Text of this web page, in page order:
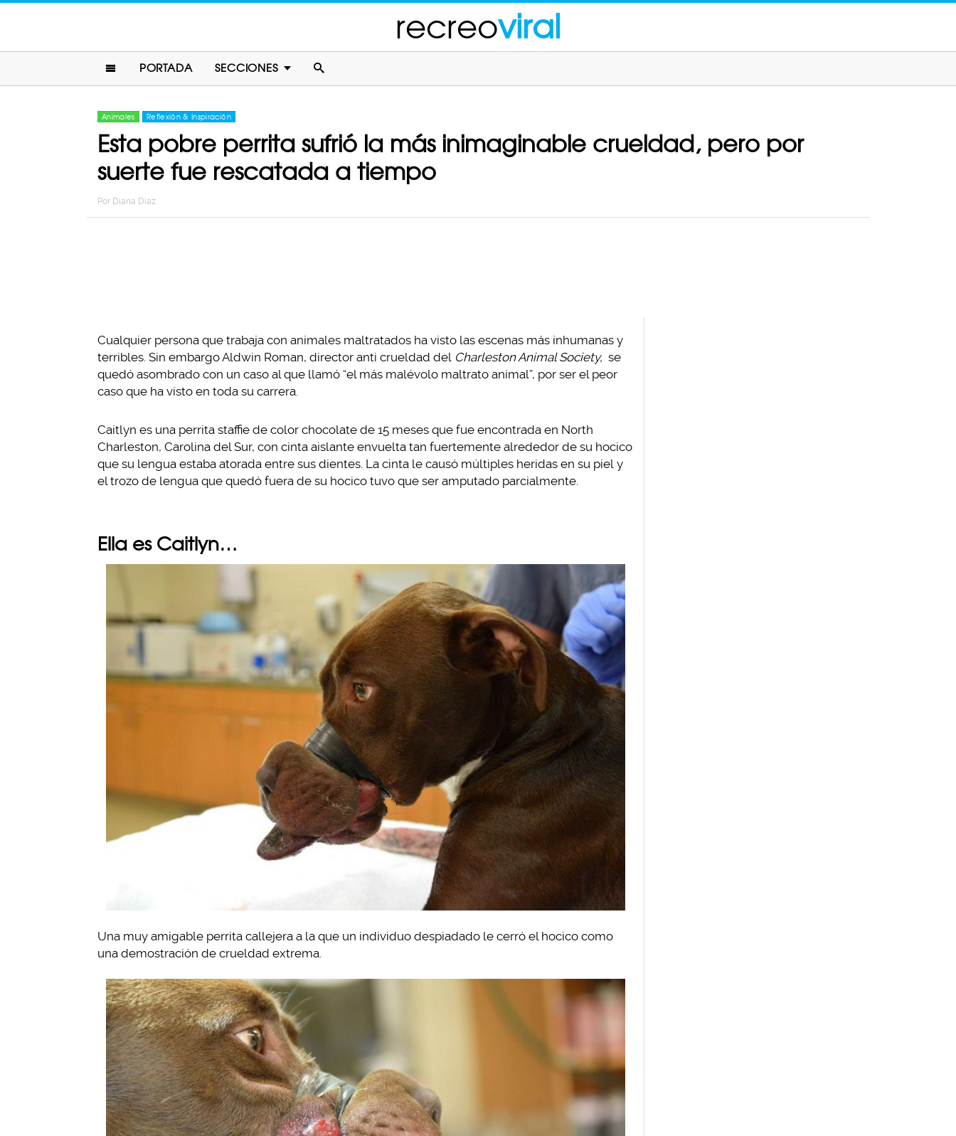
recreoviral
PORTADA SECCIONES
Animales Reflexión & Inspiración
Esta pobre perrita sufrió la más inimaginable crueldad, pero por
suerte fue rescatada a tiempo
Por Diana Diaz
Cualquier persona que trabaja con animales maltratados ha visto las escenas más inhumanas y
terribles. Sin embargo Aldwin Roman, director anti crueldad del Charleston Animal Society, se
quedó asombrado con un caso al que llamó “el más malévolo maltrato animal”, por ser el peor
caso que ha visto en toda su carrera.
Caitlyn es una perrita staffie de color chocolate de 15 meses que fue encontrada en North
Charleston, Carolina del Sur, con cinta aislante envuelta tan fuertemente alrededor de su hocico
que su lengua estaba atorada entre sus dientes. La cinta le causó múltiples heridas en su piel y
el trozo de lengua que quedó fuera de su hocico tuvo que ser amputado parcialmente.
Ella es Caitlyn…
Una muy amigable perrita callejera a la que un individuo despiadado le cerró el hocico como
una demostración de crueldad extrema.